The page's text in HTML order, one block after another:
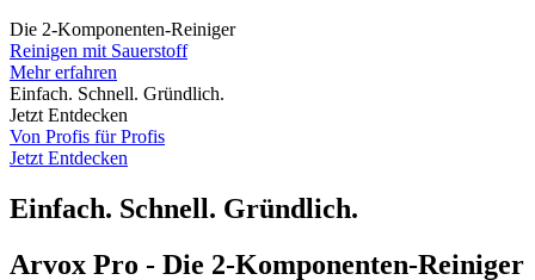
Die 2-Komponenten-Reiniger
Reinigen mit Sauerstoff
Mehr erfahren
Einfach. Schnell. Gründlich.
Jetzt Entdecken
Von Profis für Profis
Jetzt Entdecken
Einfach. Schnell. Gründlich.
Arvox Pro - Die 2-Komponenten-Reiniger